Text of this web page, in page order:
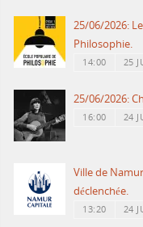
25/06/2026:
Philosophie.
14:00 25
25/06/2026:
16:00 24
Ville de
déclenchée.
13:20 24